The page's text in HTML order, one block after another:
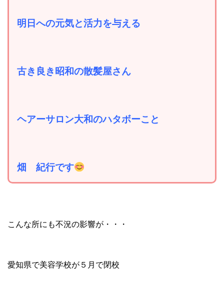
明日への元気と活力を与える
古き良き昭和の散髪屋さん
ヘアーサロン大和のハタボーこと
畑 紀行です
こんな所にも不況の影響が・・・
愛知県で美容学校が５月で閉校